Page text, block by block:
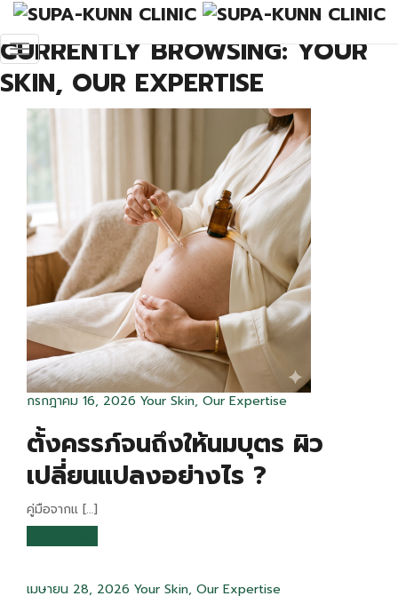
Your Skin, Our Expertise
CURRENTLY BROWSING: YOUR
SKIN, OUR EXPERTISE
กรกฎาคม 16, 2026 Your Skin, Our Expertise
ตั้งครรภ์จนถึงให้นมบุตร ผิว
เปลี่ยนแปลงอย่างไร ?
คู่มือจากแ […]
เมษายน 28, 2026 Your Skin, Our Expertise